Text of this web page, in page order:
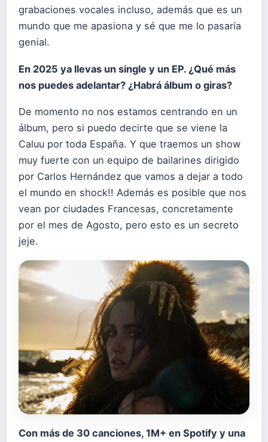
grabaciones vocales incluso, además que es un
mundo que me apasiona y sé que me lo pasaría
genial.
En 2025 ya llevas un single y un EP. ¿Qué más
nos puedes adelantar? ¿Habrá álbum o giras?
De momento no nos estamos centrando en un
álbum, pero si puedo decirte que se viene la
Caluu por toda España. Y que traemos un show
muy fuerte con un equipo de bailarines dirigido
por Carlos Hernández que vamos a dejar a todo
el mundo en shock!! Además es posible que nos
vean por ciudades Francesas, concretamente
por el mes de Agosto, pero esto es un secreto
jeje.
Con más de 30 canciones, 1M+ en Spotify y una